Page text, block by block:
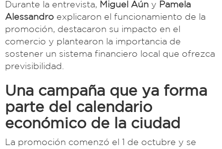
Durante la entrevista, Miguel Aún y Pamela
Alessandro explicaron el funcionamiento de la
promoción, destacaron su impacto en el
comercio y plantearon la importancia de
sostener un sistema financiero local que ofrezca
previsibilidad.
Una campaña que ya forma
parte del calendario
económico de la ciudad
La promoción comenzó el 1 de octubre y se